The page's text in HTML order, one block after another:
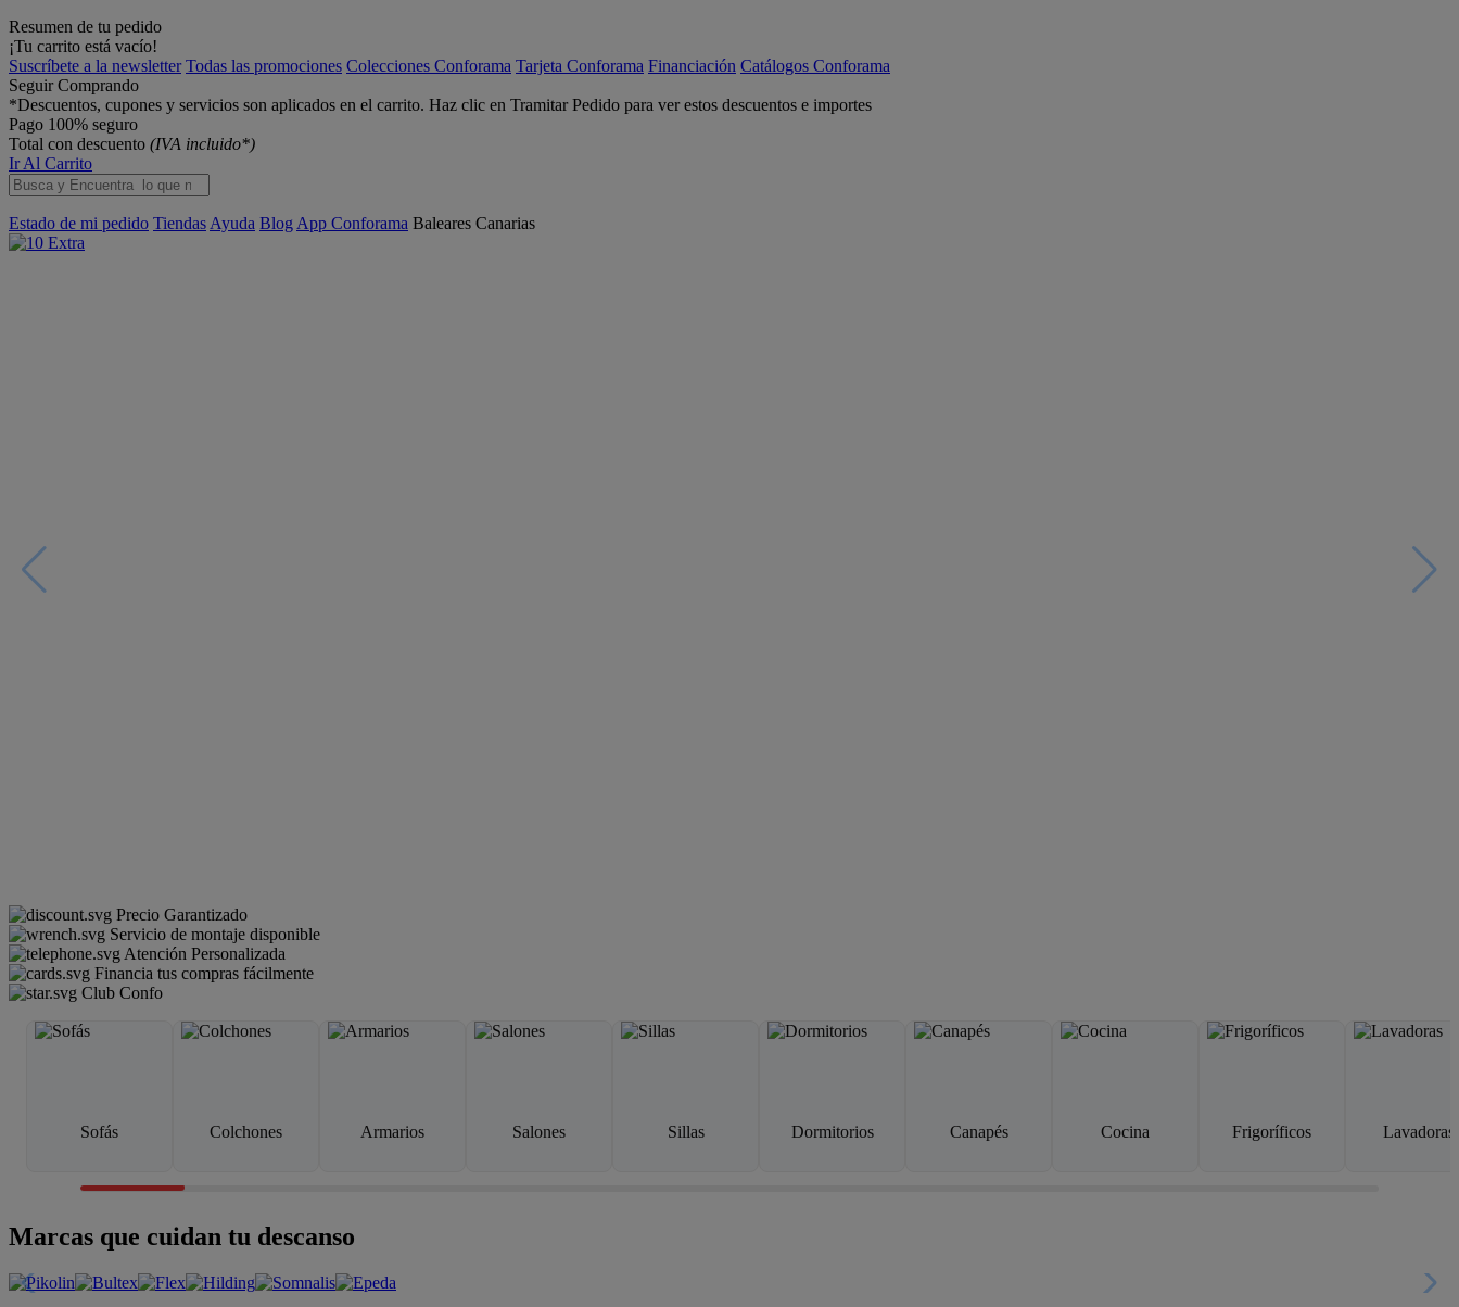
Resumen de tu pedido
¡Tu carrito está vacío!
Suscríbete a la newsletter Todas las promociones Colecciones Conforama Tarjeta Conforama Financiación Catálogos Conforama
Seguir Comprando
*Descuentos, cupones y servicios son aplicados en el carrito. Haz clic en Tramitar Pedido para ver estos descuentos e importes
Pago 100% seguro
Total con descuento (IVA incluido*)
Ir Al Carrito
Estado de mi pedido Tiendas Ayuda Blog App Conforama Baleares Canarias
Precio Garantizado
Servicio de montaje disponible
Atención Personalizada
Financia tus compras fácilmente
Club Confo
Sofás Colchones Armarios Salones Sillas Dormitorios Canapés Cocina Frigoríficos Lavadoras
Marcas que cuidan tu descanso